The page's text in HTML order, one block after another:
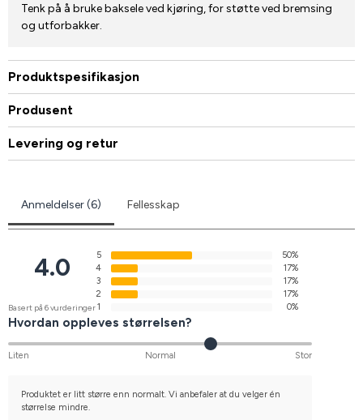
Tenk på å bruke baksele ved kjøring, for støtte ved bremsing
og utforbakker.
Produktspesifikasjon
Produsent
Levering og retur
Anmeldelser (6) Fellesskap
4.0
Basert på 6 vurderinger
5
50%
4
17%
3
17%
2
17%
1
0%
Hvordan oppleves størrelsen?
Liten Normal Stor
Produktet er litt større enn normalt. Vi anbefaler at du velger én
størrelse mindre.